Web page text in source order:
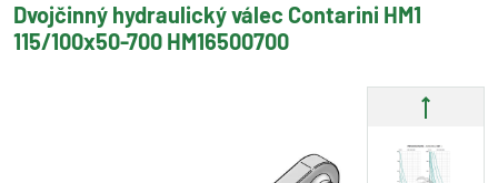
Dvojčinný hydraulický válec Contarini HM1
115/100x50-700 HM16500700